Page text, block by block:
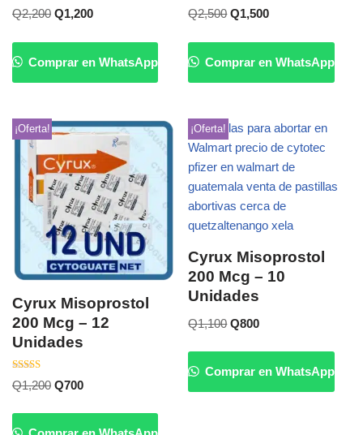
Q2,200 Q1,200
Comprar en WhatsApp
Q2,500 Q1,500
Comprar en WhatsApp
¡Oferta!
Cyrux Misoprostol
200 Mcg – 12
Unidades
Valorado
con
Q1,200 Q700
¡Oferta!
Cyrux Misoprostol
200 Mcg – 10
Unidades
Q1,100 Q800
Comprar en WhatsApp